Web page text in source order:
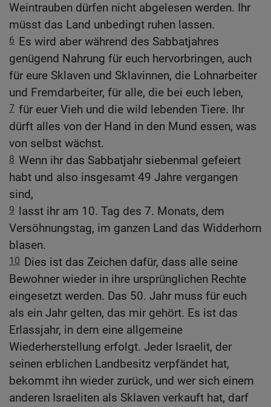
Weintrauben dürfen nicht abgelesen werden. Ihr
müsst das Land unbedingt ruhen lassen.
6 Es wird aber während des Sabbatjahres
genügend Nahrung für euch hervorbringen, auch
für eure Sklaven und Sklavinnen, die Lohnarbeiter
und Fremdarbeiter, für alle, die bei euch leben,
7 für euer Vieh und die wild lebenden Tiere. Ihr
dürft alles von der Hand in den Mund essen, was
von selbst wächst.
8 Wenn ihr das Sabbatjahr siebenmal gefeiert
habt und also insgesamt 49 Jahre vergangen
sind,
9 lasst ihr am 10. Tag des 7. Monats, dem
Versöhnungstag, im ganzen Land das Widderhorn
blasen.
10 Dies ist das Zeichen dafür, dass alle seine
Bewohner wieder in ihre ursprünglichen Rechte
eingesetzt werden. Das 50. Jahr muss für euch
als ein Jahr gelten, das mir gehört. Es ist das
Erlassjahr, in dem eine allgemeine
Wiederherstellung erfolgt. Jeder Israelit, der
seinen erblichen Landbesitz verpfändet hat,
bekommt ihn wieder zurück, und wer sich einem
anderen Israeliten als Sklaven verkauft hat, darf